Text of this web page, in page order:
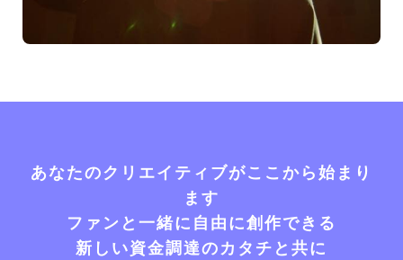
あなたのクリエイティブがここから始まり
ます
ファンと一緒に自由に創作できる
新しい資金調達のカタチと共に